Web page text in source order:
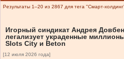
Результаты 1–20 из 2867 для тега "Смарт-
Игорный синдикат Андрея
легализует украденные
Slots City и Beton
[12 июля 2026 года]